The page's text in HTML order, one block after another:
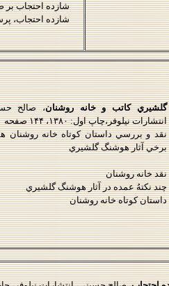
شازده احتجاب بر
شازده احتجاب،
گلشيري كاتب و خانه روشنان، صالح
انتشارات نيلوفر،چاپ اول: ۱۳۸۰، ۱۴۴ صفحه
نقد و بررسي داستان كوتاه خانه روشنان
برخي آثارهوشنگ گلشيري
نقد خانه روشنان
چند نكتهُ عمده در آثارهوشنگ گلشيري
داستان كوتاه خانه روشنان